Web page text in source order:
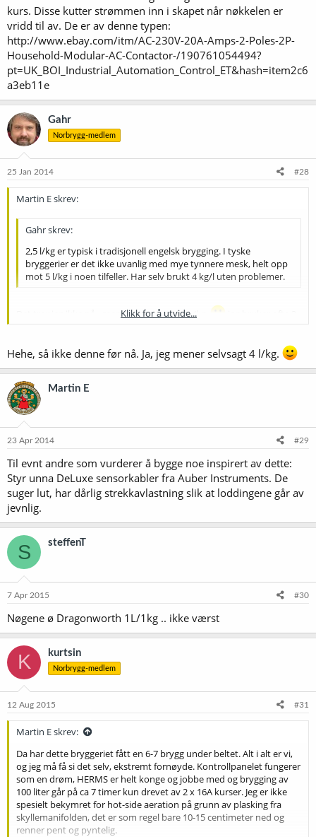
kurs. Disse kutter strømmen inn i skapet når nøkkelen er
vridd til av. De er av denne typen:
http://www.ebay.com/itm/AC-230V-20A-Amps-2-Poles-2P-
Household-Modular-AC-Contactor-/190761054494?
pt=UK_BOI_Industrial_Automation_Control_ET&hash=item2c6
a3eb11e
Gahr
Norbrygg-medlem
25 Jan 2014 #28
Martin E skrev:
Gahr skrev:
2,5 l/kg er typisk i tradisjonell engelsk brygging. I tyske
bryggerier er det ikke uvanlig med mye tynnere mesk, helt opp
mot 5 l/kg i noen tilfeller. Har selv brukt 4 kg/l uten problemer.
Det tror jeg ikke på - men du mener vel 4 L/kg.
Klikk for å utvide...
Hehe, så ikke denne før nå. Ja, jeg mener selvsagt 4 l/kg.
Martin E
23 Apr 2014 #29
Til evnt andre som vurderer å bygge noe inspirert av dette:
Styr unna DeLuxe sensorkabler fra Auber Instruments. De
suger lut, har dårlig strekkavlastning slik at loddingene går av
jevnlig.
S steffenT
7 Apr 2015 #30
Nøgene ø Dragonworth 1L/1kg .. ikke værst
K kurtsin
Norbrygg-medlem
12 Aug 2015 #31
Martin E skrev:
Da har dette bryggeriet fått en 6-7 brygg under beltet. Alt i alt er vi,
og jeg må få si det selv, ekstremt fornøyde. Kontrollpanelet fungerer
som en drøm, HERMS er helt konge og jobbe med og brygging av
100 liter går på ca 7 timer kun drevet av 2 x 16A kurser. Jeg er ikke
spesielt bekymret for hot-side aeration på grunn av plasking fra
skyllemanifolden, det er som regel bare 10-15 centimeter ned og
renner pent og pyntelig.